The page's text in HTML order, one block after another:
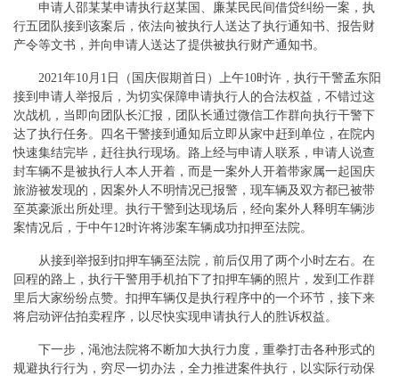
申请人邵某某申请执行赵某国、廉某民民间借贷纠纷一案，执
行五团队接到该案后，依法向被执行人送达了执行通知书、报告财
产令等文书，并向申请人送达了提供被执行财产通知书。
2021年10月1日（国庆假期首日）上午10时许，执行干警孟东阳
接到申请人举报后，为切实保障申请执行人的合法权益，不错过这
次战机，当即向团队长汇报，团队长通过微信工作群向执行干警下
达了执行任务。四名干警接到通知后立即从家中赶到单位，在院内
快速集结完毕，赶往执行现场。路上经与申请人联系，申请人说查
封车辆不是被执行人本人开着，而是一案外人开着带家属一起国庆
旅游被发现的，因案外人不明情况已报警，现车辆及双方都已被带
至英豪派出所处理。执行干警到达现场后，经向案外人释明车辆涉
案情况后，于中午12时许将涉案车辆成功扣押至法院。
从接到举报到扣押车辆至法院，前后仅用了两个小时左右。在
回程的路上，执行干警用手机拍下了扣押车辆的照片，发到工作群
里后大家纷纷点赞。扣押车辆仅是执行程序中的一个环节，接下来
将启动评估拍卖程序，以尽快实现申请执行人的胜诉权益。
下一步，渑池法院将不断加大执行力度，重拳打击各种形式的
规避执行行为，穷尽一切办法，全力推进案件执行，以实际行动保